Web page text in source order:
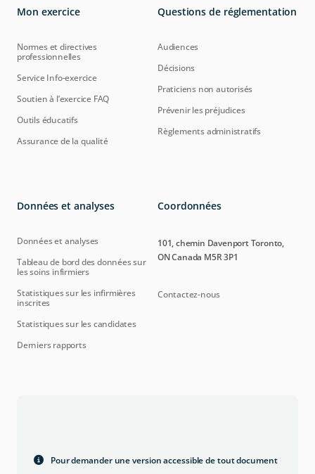
Mon exercice
Normes et directives
professionnelles
Service Info-exercice
Soutien à l’exercice FAQ
Outils éducatifs
Assurance de la qualité
Questions de réglementation
Audiences
Décisions
Praticiens non autorisés
Prévenir les préjudices
Règlements administratifs
Données et analyses
Données et analyses
Tableau de bord des données sur
les soins infirmiers
Statistiques sur les infirmières
inscrites
Statistiques sur les candidates
Derniers rapports
Coordonnées
101, chemin Davenport Toronto,
ON Canada M5R 3P1
Contactez-nous
Pour demander une version accessible de tout document